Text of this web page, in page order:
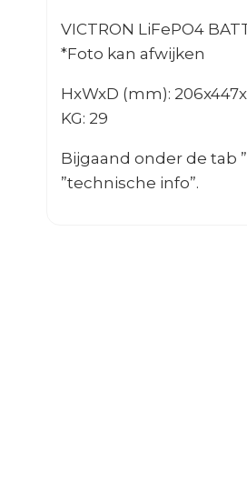
VICTRON LiFePO4
*Foto kan afwijken
HxWxD (mm):
KG: 29
Bijgaand onder de tab
”technische info”.